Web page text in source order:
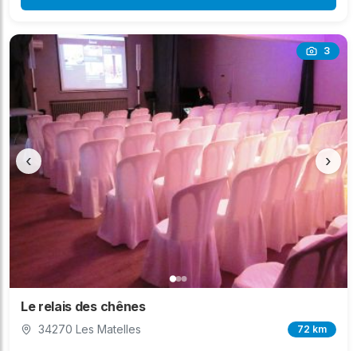
3
‹ ›
Le relais des chênes
34270 Les Matelles 72 km